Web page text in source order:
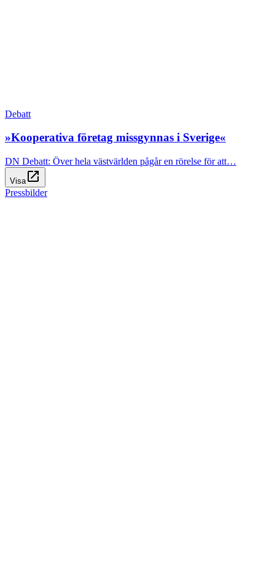
Debatt
»Kooperativa företag missgynnas i Sverige«
DN Debatt: Över hela västvärlden pågår en rörelse för att…
Visa open_in_new
Pressbilder